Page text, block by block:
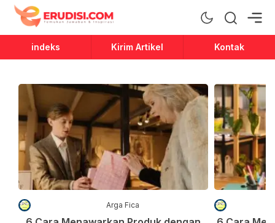
Erudisi
Temukan Jawaban dan Inspirasi
indeks Kirim Artikel Kontak
Arga Fica